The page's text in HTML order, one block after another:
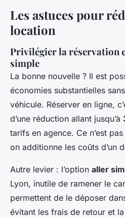
Les astuces pour
location
Privilégier la réservation
simple
La bonne nouvelle ? Il est
économies substantielles
véhicule. Réserver en ligne,
d’une réduction allant jusqu’à
tarifs en agence. Ce n’est
on additionne les coûts d’un
Autre levier : l’option aller
Lyon, inutile de ramener le
permettent de le déposer
évitant les frais de retour et